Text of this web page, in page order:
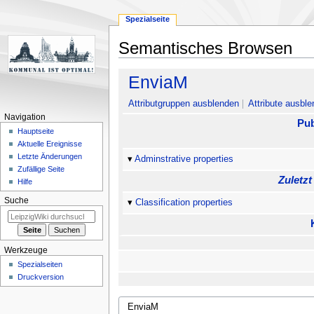
Semantisches Browsen
Navigation
springen
Suche
springen
EnviaM
Attributgruppen ausblenden Attribute
Adminstrative properties
Classification properties
Spezialseite
Navigation
Hauptseite
Aktuelle Ereignisse
Letzte Änderungen
Zufällige Seite
Hilfe
Suche
Werkzeuge
Spezialseiten
Druckversion